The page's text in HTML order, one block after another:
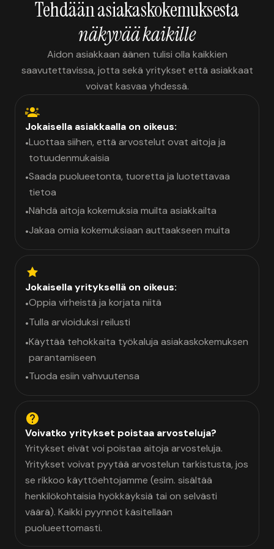
Tehdään asiakaskokemuksesta
näkyvää kaikille
Aidon asiakkaan äänen tulisi olla kaikkien
saavutettavissa, jotta sekä yritykset että asiakkaat
voivat kasvaa yhdessä.
Jokaisella asiakkaalla on oikeus:
•Luottaa siihen, että arvostelut ovat aitoja ja
totuudenmukaisia
•Saada puolueetonta, tuoretta ja luotettavaa
tietoa
•Nähdä aitoja kokemuksia muilta asiakkailta
•Jakaa omia kokemuksiaan auttaakseen muita
Jokaisella yrityksellä on oikeus:
•Oppia virheistä ja korjata niitä
•Tulla arvioiduksi reilusti
•Käyttää tehokkaita työkaluja asiakaskokemuksen
parantamiseen
•Tuoda esiin vahvuutensa
Voivatko yritykset poistaa arvosteluja?
Yritykset eivät voi poistaa aitoja arvosteluja.
Yritykset voivat pyytää arvostelun tarkistusta, jos
se rikkoo käyttöehtojamme (esim. sisältää
henkilökohtaisia hyökkäyksiä tai on selvästi
väärä). Kaikki pyynnöt käsitellään
puolueettomasti.